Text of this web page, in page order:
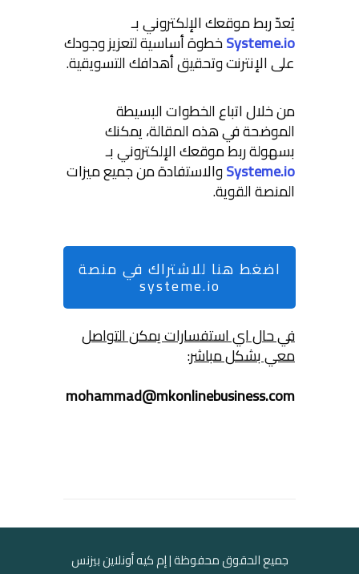
يُعدّ ربط موقعك الإلكتروني بـ
Systeme.ioخطوة أساسية لتعزيز وجودك
على الإنترنت وتحقيق أهدافك التسويقية.
من خلال اتباع الخطوات البسيطة
الموضحة في هذه المقالة، يمكنك
بسهولة ربط موقعك الإلكتروني بـ
Systeme.ioوالاستفادة من جميع ميزات
المنصة القوية.
اضغط هنا للاشتراك في منصة
systeme.io
في حال اي استفسارات يمكن التواصل
معي بشكل مباشر:
mohammad@mkonlinebusiness.com
جميع الحقوق محفوظة | إم كيه أونلاين بيزنس